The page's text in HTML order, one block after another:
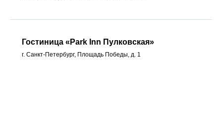
Гостиница «Park Inn Пулковская»
г. Санкт-Петербург, Площадь Победы, д. 1